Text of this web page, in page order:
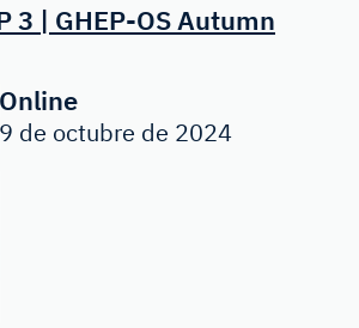
3 | GHEP-OS Autumn
Online
9 de octubre de 2024